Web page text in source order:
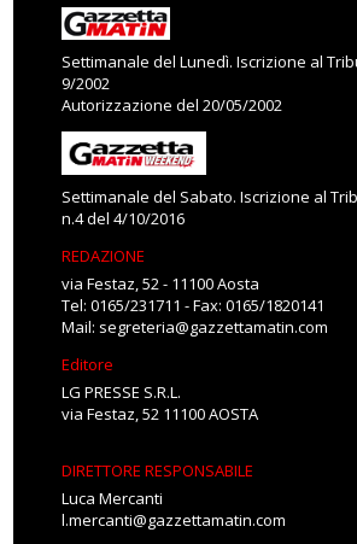
Settimanale del Lunedì. Iscrizione al
9/2002
Autorizzazione del 20/05/2002
Settimanale del Sabato. Iscrizione al
n.4 del 4/10/2016
REDAZIONE
via Festaz, 52 - 11100 Aosta
Tel: 0165/231711 - Fax: 0165/1820141
Mail: segreteria@gazzettamatin.com
Editore
LG PRESSE S.R.L.
via Festaz, 52 11100 AOSTA
DIRETTORE RESPONSABILE
Luca Mercanti
l.mercanti@gazzettamatin.com